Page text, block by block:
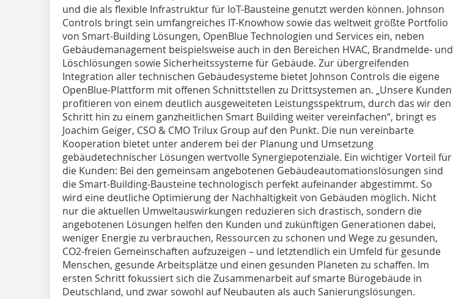
und die als flexible Infrastruktur für IoT-Bausteine genutzt werden können. Johnson
Controls bringt sein umfangreiches IT-Knowhow sowie das weltweit größte Portfolio
von Smart-Building Lösungen, OpenBlue Technologien und Services ein, neben
Gebäudemanagement beispielsweise auch in den Bereichen HVAC, Brandmelde- und
Löschlösungen sowie Sicherheitssysteme für Gebäude. Zur übergreifenden
Integration aller technischen Gebäudesysteme bietet Johnson Controls die eigene
OpenBlue-Plattform mit offenen Schnittstellen zu Drittsystemen an. „Unsere Kunden
profitieren von einem deutlich ausgeweiteten Leistungsspektrum, durch das wir den
Schritt hin zu einem ganzheitlichen Smart Building weiter vereinfachen“, bringt es
Joachim Geiger, CSO & CMO Trilux Group auf den Punkt. Die nun vereinbarte
Kooperation bietet unter anderem bei der Planung und Umsetzung
gebäudetechnischer Lösungen wertvolle Synergiepotenziale. Ein wichtiger Vorteil für
die Kunden: Bei den gemeinsam angebotenen Gebäudeautomationslösungen sind
die Smart-Building-Bausteine technologisch perfekt aufeinander abgestimmt. So
wird eine deutliche Optimierung der Nachhaltigkeit von Gebäuden möglich. Nicht
nur die aktuellen Umweltauswirkungen reduzieren sich drastisch, sondern die
angebotenen Lösungen helfen den Kunden und zukünftigen Generationen dabei,
weniger Energie zu verbrauchen, Ressourcen zu schonen und Wege zu gesunden,
CO2-freien Gemeinschaften aufzuzeigen – und letztendlich ein Umfeld für gesunde
Menschen, gesunde Arbeitsplätze und einen gesunden Planeten zu schaffen. Im
ersten Schritt fokussiert sich die Zusammenarbeit auf smarte Bürogebäude in
Deutschland, und zwar sowohl auf Neubauten als auch Sanierungslösungen.